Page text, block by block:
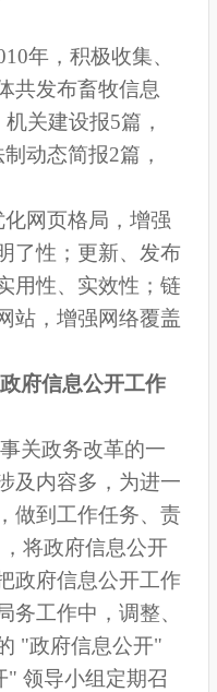
年，积极收集、
共发布畜牧信息
关建设报5篇，
动态简报2篇，
化网页格局，增强
了性；更新、发布
用性、实效性；链
站，增强网络覆盖
府信息公开工作
关政务改革的一
及内容多， 为进一
做到工作任务、责
将政府信息公开
政府信息公开工作
务工作中， 调整、
"政府信息公开"
" 领导小组定期召